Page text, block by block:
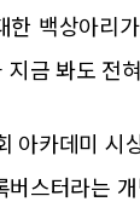
한 백상아리
지금 봐도 전
아카데미 시
버스터라는